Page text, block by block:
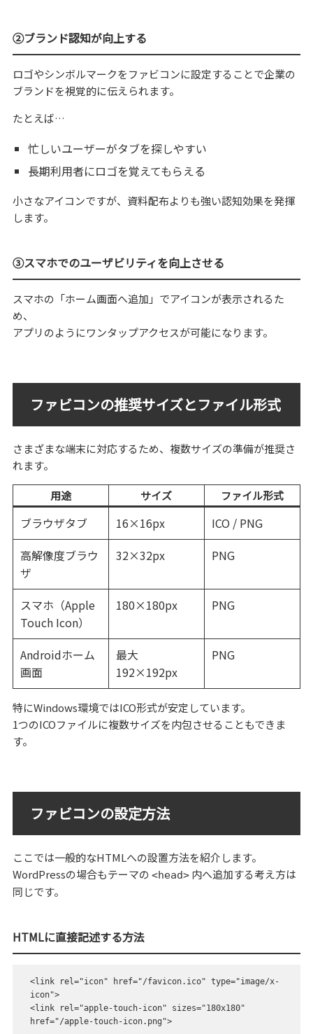
②ブランド認知が向上する
ロゴやシンボルマークをファビコンに設定することで企業の
ブランドを視覚的に伝えられます。
たとえば…
忙しいユーザーがタブを探しやすい
長期利用者にロゴを覚えてもらえる
小さなアイコンですが、資料配布よりも強い認知効果を発揮
します。
③スマホでのユーザビリティを向上させる
スマホの「ホーム画面へ追加」でアイコンが表示されるた
め、
アプリのようにワンタップアクセスが可能になります。
ファビコンの推奨サイズとファイル形式
さまざまな端末に対応するため、複数サイズの準備が推奨さ
れます。
用途 サイズ ファイル形式
ブラウザタブ 16×16px
ICO / PNG
高解像度ブラウ
ザ
32×32px PNG
スマホ（Apple
Touch Icon）
180×180px PNG
Androidホーム
画面
最大
192×192px
PNG
特にWindows環境ではICO形式が安定しています。
1つのICOファイルに複数サイズを内包させることもできま
す。
ファビコンの設定方法
ここでは一般的なHTMLへの設置方法を紹介します。
WordPressの場合もテーマの <head>内へ追加する考え方は
同じです。
HTMLに直接記述する方法
<link rel="icon" href="/favicon.ico" type="image/x-
icon">
<link rel="apple-touch-icon" sizes="180x180"
href="/apple-touch-icon.png">